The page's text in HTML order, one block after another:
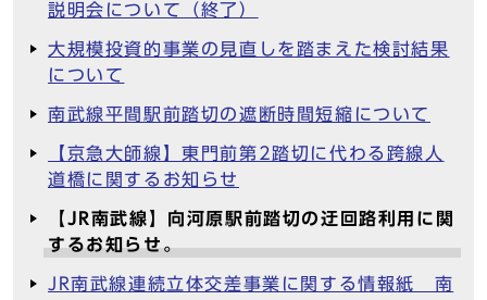
説明会について（終了）
大規模投資的事業の見直しを踏まえた検討結果
について
南武線平間駅前踏切の遮断時間短縮について
【京急大師線】東門前第2踏切に代わる跨線人
道橋に関するお知らせ
【JR南武線】向河原駅前踏切の迂回路利用に関
するお知らせ。
JR南武線連続立体交差事業に関する情報紙 南